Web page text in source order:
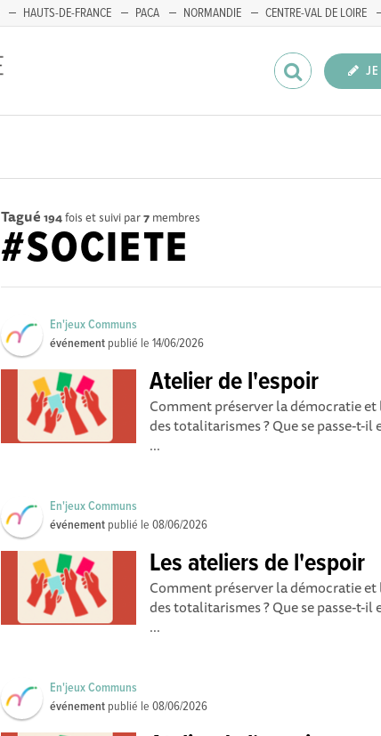
HAUTS-DE-FRANCE PACA NORMANDIE CENTRE-VAL DE LOIRE
JE
Tagué 194fois et suivi par7 membres
#SOCIETE
En'jeux Communs
événement publié le14/06/2026
Atelier de l'espoir
Comment préserver la démocratie
des totalitarismes ? Que se passe-t-
...
En'jeux Communs
événement publié le08/06/2026
Les ateliers de l'espoir
Comment préserver la démocratie
des totalitarismes ? Que se passe-t-
...
En'jeux Communs
événement publié le08/06/2026